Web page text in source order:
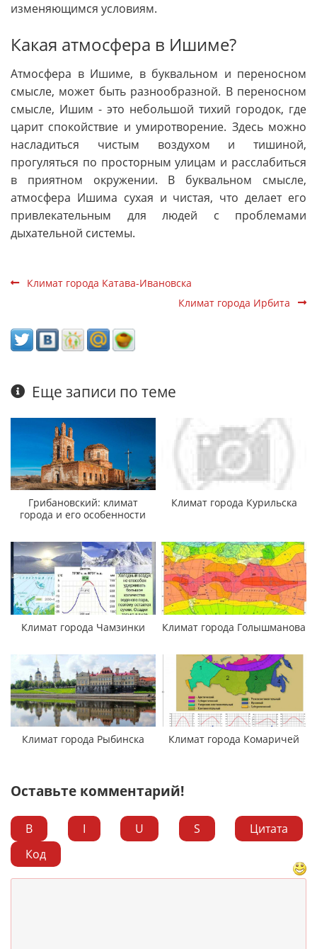
изменяющимся условиям.
Какая атмосфера в Ишиме?
Атмосфера в Ишиме, в буквальном и переносном
смысле, может быть разнообразной. В переносном
смысле, Ишим - это небольшой тихий городок, где
царит спокойствие и умиротворение. Здесь можно
насладиться чистым воздухом и тишиной,
прогуляться по просторным улицам и расслабиться
в приятном окружении. В буквальном смысле,
атмосфера Ишима сухая и чистая, что делает его
привлекательным для людей с проблемами
дыхательной системы.
Климат города Катава-Ивановска
Климат города Ирбита
Еще записи по теме
Грибановский: климат
города и его особенности
Климат города Курильска
Климат города Чамзинки Климат города Голышманова
Климат города Рыбинска Климат города Комаричей
Оставьте комментарий!
B I U S
Цитата
Код